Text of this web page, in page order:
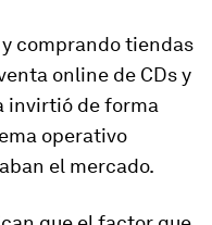
comprando tiendas
online de CDs y
invirtió de forma
operativo
el mercado.